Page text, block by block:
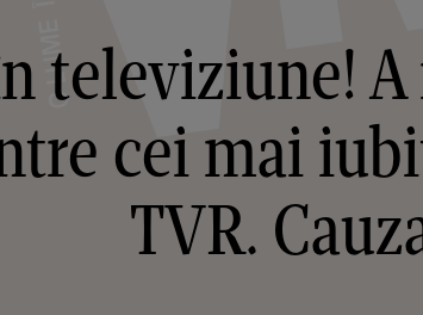
televiziune!
cei mai
TVR.